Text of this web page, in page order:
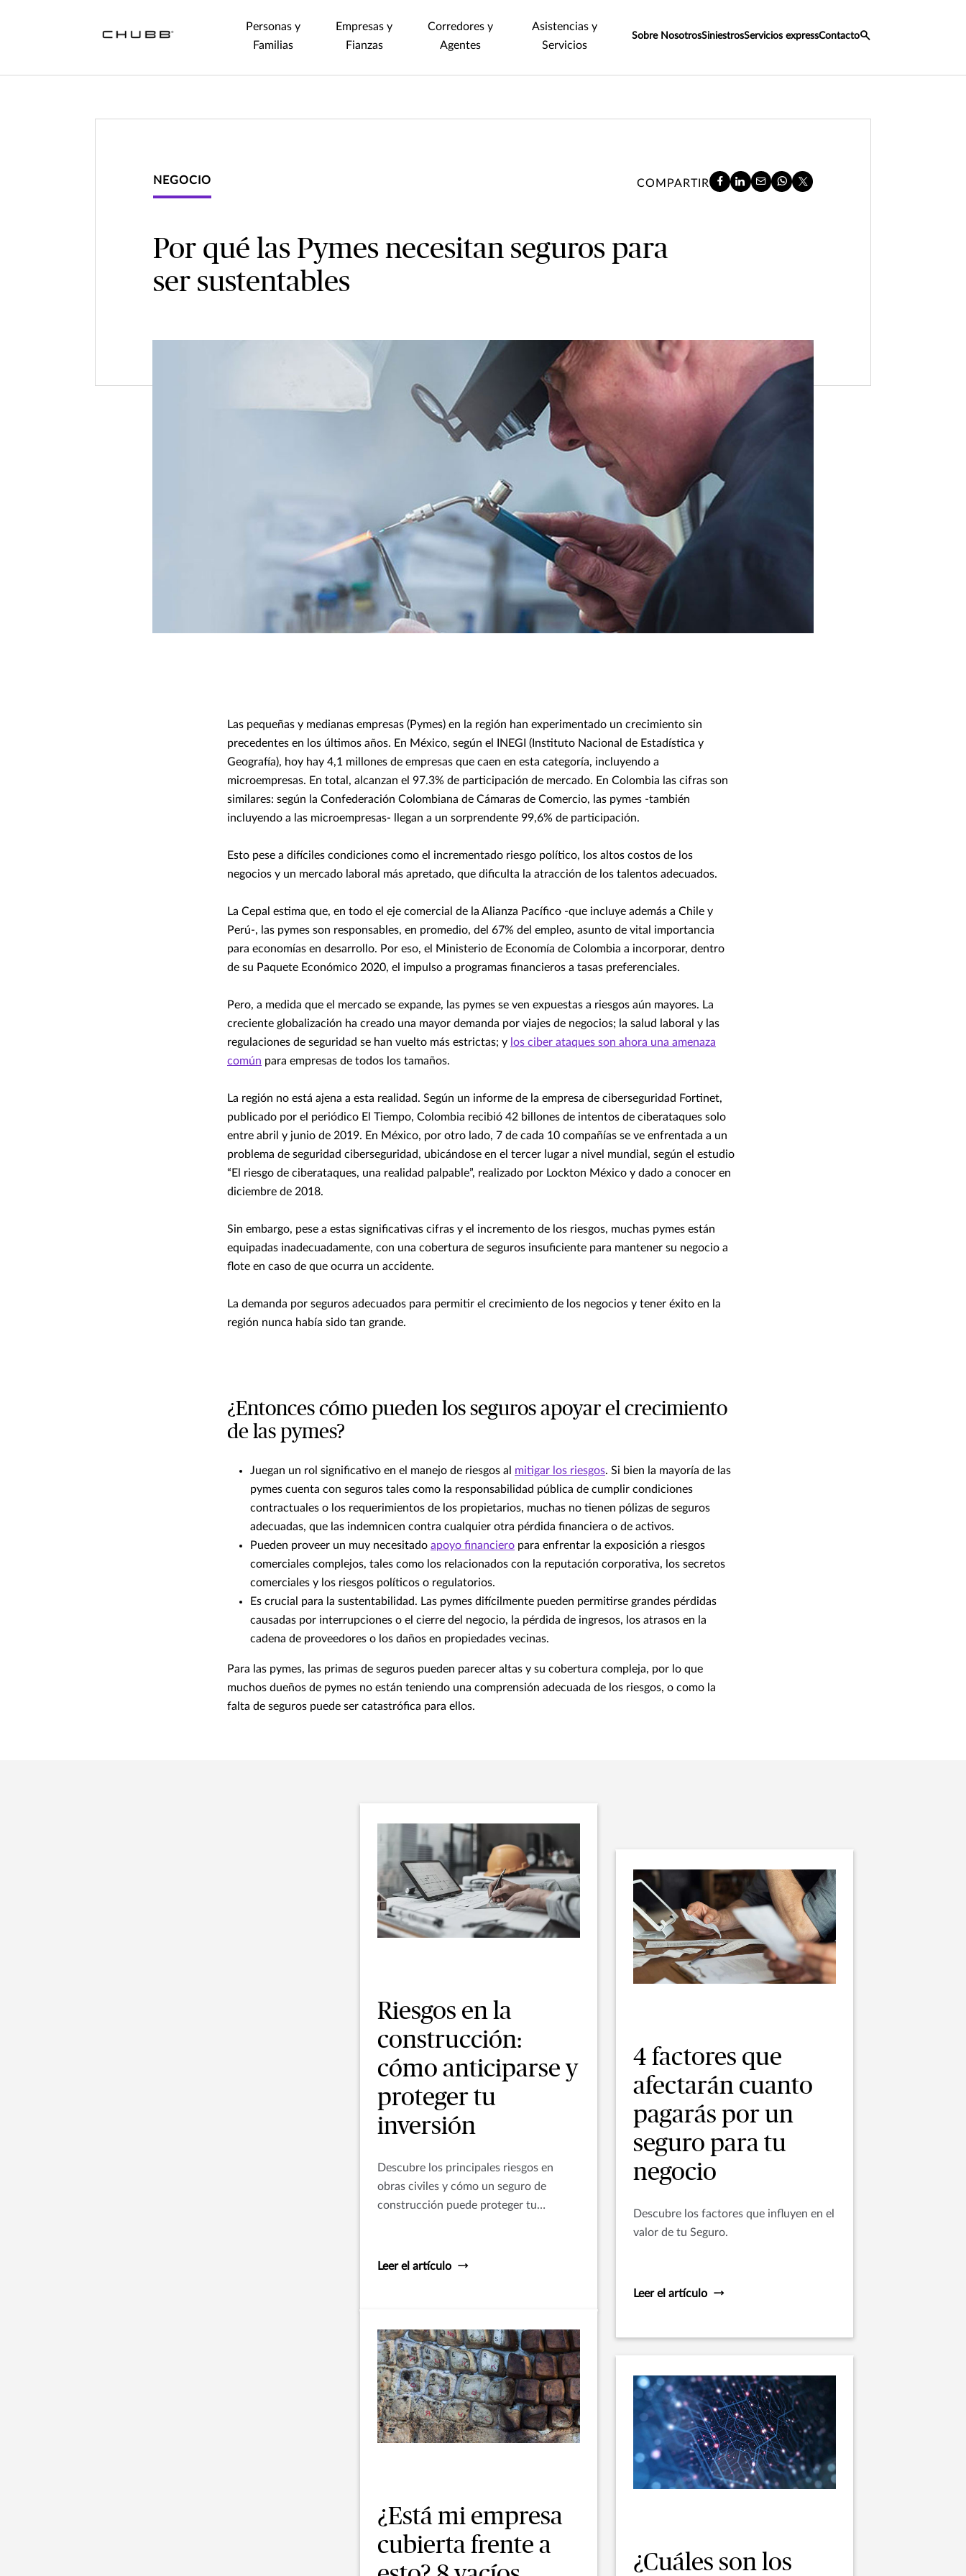
Personas y
Familias
Empresas y
Fianzas
Corredores y
Agentes
Asistencias y
Servicios
Sobre NosotrosSiniestrosServicios expressContacto
NEGOCIO COMPARTIR
Por qué las Pymes necesitan seguros para
ser sustentables
Las pequeñas y medianas empresas (Pymes) en la región han experimentado un crecimiento sin
precedentes en los últimos años. En México, según el INEGI (Instituto Nacional de Estadística y
Geografía), hoy hay 4,1 millones de empresas que caen en esta categoría, incluyendo a
microempresas. En total, alcanzan el 97.3% de participación de mercado. En Colombia las cifras son
similares: según la Confederación Colombiana de Cámaras de Comercio, las pymes -también
incluyendo a las microempresas- llegan a un sorprendente 99,6% de participación.
Esto pese a difíciles condiciones como el incrementado riesgo político, los altos costos de los
negocios y un mercado laboral más apretado, que dificulta la atracción de los talentos adecuados.
La Cepal estima que, en todo el eje comercial de la Alianza Pacífico -que incluye además a Chile y
Perú-, las pymes son responsables, en promedio, del 67% del empleo, asunto de vital importancia
para economías en desarrollo. Por eso, el Ministerio de Economía de Colombia a incorporar, dentro
de su Paquete Económico 2020, el impulso a programas financieros a tasas preferenciales.
Pero, a medida que el mercado se expande, las pymes se ven expuestas a riesgos aún mayores. La
creciente globalización ha creado una mayor demanda por viajes de negocios; la salud laboral y las
regulaciones de seguridad se han vuelto más estrictas; y los ciber ataques son ahora una amenaza
común para empresas de todos los tamaños.
La región no está ajena a esta realidad. Según un informe de la empresa de ciberseguridad Fortinet,
publicado por el periódico El Tiempo, Colombia recibió 42 billones de intentos de ciberataques solo
entre abril y junio de 2019. En México, por otro lado, 7 de cada 10 compañías se ve enfrentada a un
problema de seguridad ciberseguridad, ubicándose en el tercer lugar a nivel mundial, según el estudio
“El riesgo de ciberataques, una realidad palpable”, realizado por Lockton México y dado a conocer en
diciembre de 2018.
Sin embargo, pese a estas significativas cifras y el incremento de los riesgos, muchas pymes están
equipadas inadecuadamente, con una cobertura de seguros insuficiente para mantener su negocio a
flote en caso de que ocurra un accidente.
La demanda por seguros adecuados para permitir el crecimiento de los negocios y tener éxito en la
región nunca había sido tan grande.
¿Entonces cómo pueden los seguros apoyar el crecimiento
de las pymes?
Juegan un rol significativo en el manejo de riesgos al mitigar los riesgos. Si bien la mayoría de las
pymes cuenta con seguros tales como la responsabilidad pública de cumplir condiciones
contractuales o los requerimientos de los propietarios, muchas no tienen pólizas de seguros
adecuadas, que las indemnicen contra cualquier otra pérdida financiera o de activos.
Pueden proveer un muy necesitado apoyo financiero para enfrentar la exposición a riesgos
comerciales complejos, tales como los relacionados con la reputación corporativa, los secretos
comerciales y los riesgos políticos o regulatorios.
Es crucial para la sustentabilidad. Las pymes difícilmente pueden permitirse grandes pérdidas
causadas por interrupciones o el cierre del negocio, la pérdida de ingresos, los atrasos en la
cadena de proveedores o los daños en propiedades vecinas.
Para las pymes, las primas de seguros pueden parecer altas y su cobertura compleja, por lo que
muchos dueños de pymes no están teniendo una comprensión adecuada de los riesgos, o como la
falta de seguros puede ser catastrófica para ellos.
Riesgos en la
construcción:
cómo anticiparse y
proteger tu
inversión
Descubre los principales riesgos en
obras civiles y cómo un seguro de
construcción puede proteger tu
Leer el artículo
4 factores que
afectarán cuanto
pagarás por un
seguro para tu
negocio
Descubre los factores que influyen en el
valor de tu Seguro.
Leer el artículo
¿Está mi empresa
cubierta frente a
¿Cuáles son los